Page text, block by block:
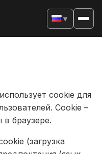
▼
cookie для
Cookie –
браузере.
(загрузка